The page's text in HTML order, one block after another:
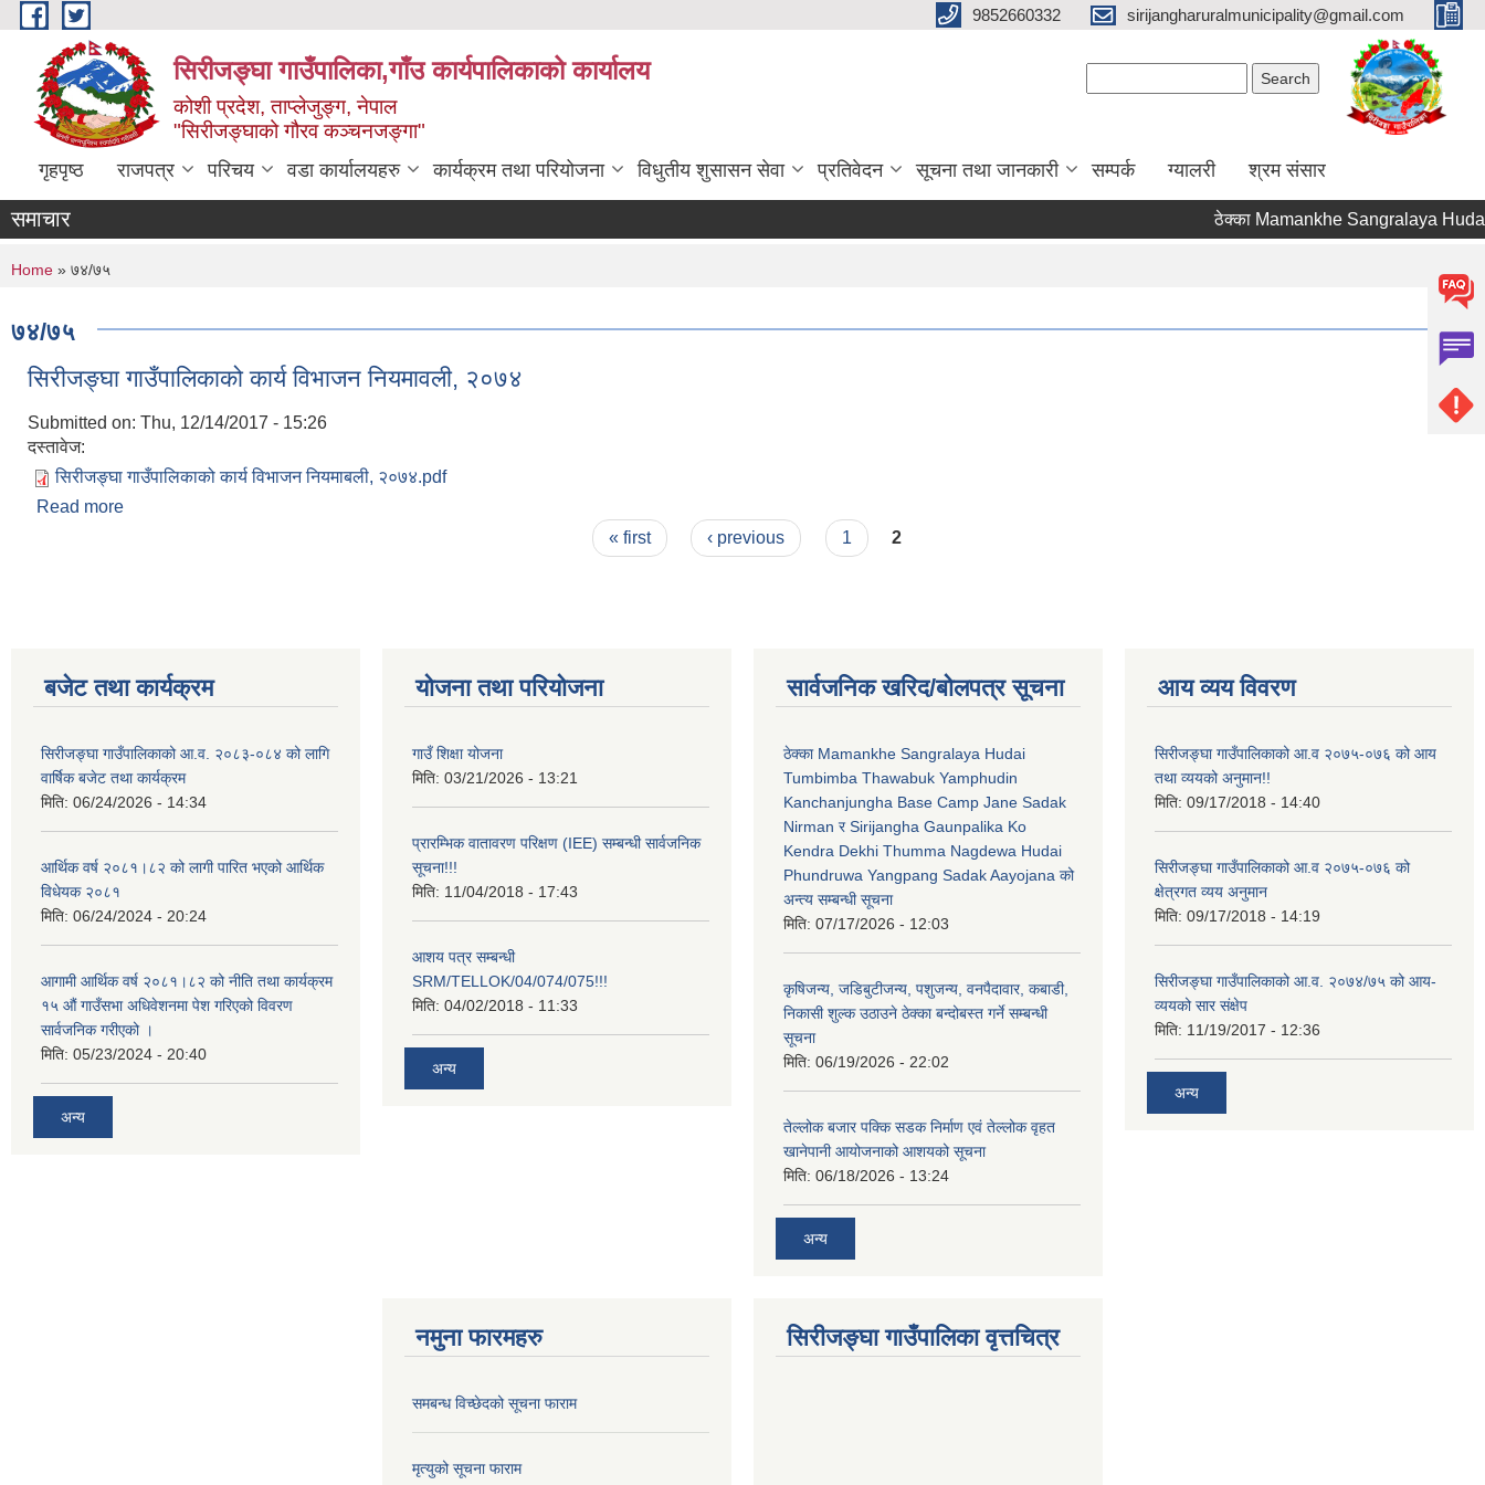
Skip to main content 9852660332 sirijangharuralmunicipality@gmail.com
सिरीजङ्घा गाउँपालिका,गाँउ कार्यपालिकाको कार्यालय
कोशी प्रदेश, ताप्लेजुङ्ग, नेपाल
"सिरीजङ्घाको गौरव कञ्चनजङ्गा"
गृहपृष्ठ राजपत्र परिचय वडा कार्यालयहरु कार्यक्रम तथा परियोजना विधुतीय शुसासन सेवा प्रतिवेदन सूचना तथा जानकारी सम्पर्क ग्यालरी श्रम संसार
समाचार ठेक्का Mamankhe Sangralaya Hudai
You are here
Home » ७४/७५
७४/७५
सिरीजङ्घा गाउँपालिकाको कार्य विभाजन नियमावली, २०७४
Submitted on: Thu, 12/14/2017 - 15:26
दस्तावेज:
सिरीजङ्घा गाउँपालिकाको कार्य विभाजन नियमाबली, २०७४.pdf
Read more
« first ‹ previous 1 2
बजेट तथा कार्यक्रम
सिरीजङ्घा गाउँपालिकाको आ.व. २०८३-०८४ को लागि
वार्षिक बजेट तथा कार्यक्रम
मिति: 06/24/2026 - 14:34
आर्थिक वर्ष २०८१।८२ को लागी पारित भएको आर्थिक
विधेयक २०८१
मिति: 06/24/2024 - 20:24
आगामी आर्थिक वर्ष २०८१।८२ को नीति तथा कार्यक्रम
१५ औं गाउँसभा अधिवेशनमा पेश गरिएको विवरण
सार्वजनिक गरीएको ।
मिति: 05/23/2024 - 20:40
अन्य
योजना तथा परियोजना
गाउँ शिक्षा योजना
मिति: 03/21/2026 - 13:21
प्रारम्भिक वातावरण परिक्षण (IEE) सम्बन्धी सार्वजनिक
सूचना!!!
मिति: 11/04/2018 - 17:43
आशय पत्र सम्बन्धी
SRM/TELLOK/04/074/075!!!
मिति: 04/02/2018 - 11:33
अन्य
सार्वजनिक खरिद/बोलपत्र सूचना
ठेक्का Mamankhe Sangralaya Hudai
Tumbimba Thawabuk Yamphudin
Kanchanjungha Base Camp Jane Sadak
Nirman र Sirijangha Gaunpalika Ko
Kendra Dekhi Thumma Nagdewa Hudai
Phundruwa Yangpang Sadak Aayojana को
अन्त्य सम्बन्धी सूचना
मिति: 07/17/2026 - 12:03
कृषिजन्य, जडिबुटीजन्य, पशुजन्य, वनपैदावार, कबाडी,
निकासी शुल्क उठाउने ठेक्का बन्दोबस्त गर्ने सम्बन्धी
सूचना
मिति: 06/19/2026 - 22:02
तेल्लोक बजार पक्कि सडक निर्माण एवं तेल्लोक वृहत
खानेपानी आयोजनाको आशयको सूचना
मिति: 06/18/2026 - 13:24
अन्य
आय व्यय विवरण
सिरीजङ्घा गाउँपालिकाको आ.व २०७५-०७६ को आय
तथा व्ययको अनुमान!!
मिति: 09/17/2018 - 14:40
सिरीजङ्घा गाउँपालिकाको आ.व २०७५-०७६ को
क्षेत्रगत व्यय अनुमान
मिति: 09/17/2018 - 14:19
सिरीजङ्घा गाउँपालिकाको आ.व. २०७४/७५ को आय-
व्ययको सार संक्षेप
मिति: 11/19/2017 - 12:36
अन्य
नमुना फारमहरु
समबन्ध विच्छेदको सूचना फाराम
मृत्युको सूचना फाराम
सिरीजङ्घा गाउँपालिका वृत्तचित्र